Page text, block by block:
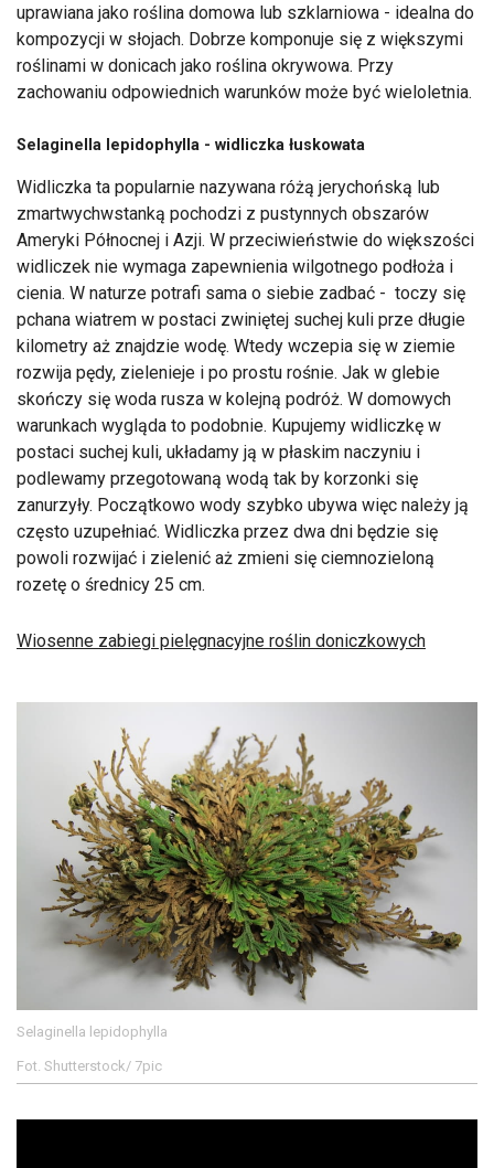
uprawiana jako roślina domowa lub szklarniowa - idealna do
kompozycji w słojach. Dobrze komponuje się z większymi
roślinami w donicach jako roślina okrywowa. Przy
zachowaniu odpowiednich warunków może być wieloletnia.
Selaginella lepidophylla - widliczka łuskowata
Widliczka ta popularnie nazywana różą jerychońską lub
zmartwychwstanką pochodzi z pustynnych obszarów
Ameryki Północnej i Azji. W przeciwieństwie do większości
widliczek nie wymaga zapewnienia wilgotnego podłoża i
cienia. W naturze potrafi sama o siebie zadbać - toczy się
pchana wiatrem w postaci zwiniętej suchej kuli prze długie
kilometry aż znajdzie wodę. Wtedy wczepia się w ziemie
rozwija pędy, zielenieje i po prostu rośnie. Jak w glebie
skończy się woda rusza w kolejną podróż. W domowych
warunkach wygląda to podobnie. Kupujemy widliczkę w
postaci suchej kuli, układamy ją w płaskim naczyniu i
podlewamy przegotowaną wodą tak by korzonki się
zanurzyły. Początkowo wody szybko ubywa więc należy ją
często uzupełniać. Widliczka przez dwa dni będzie się
powoli rozwijać i zielenić aż zmieni się ciemnozieloną
rozetę o średnicy 25 cm.
Wiosenne zabiegi pielęgnacyjne roślin doniczkowych
Selaginella lepidophylla
Fot. Shutterstock/ 7pic